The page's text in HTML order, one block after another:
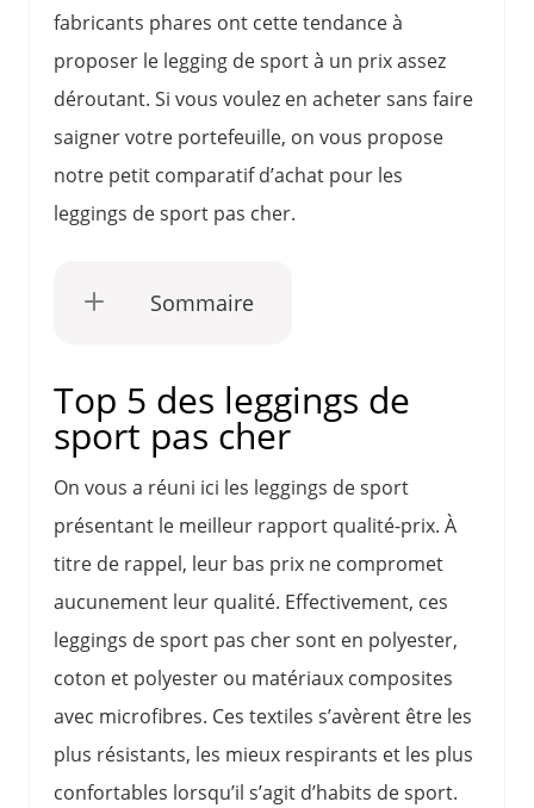
fabricants phares ont cette tendance à
proposer le legging de sport à un prix assez
déroutant. Si vous voulez en acheter sans faire
saigner votre portefeuille, on vous propose
notre petit comparatif d’achat pour les
leggings de sport pas cher.
Sommaire
Top 5 des leggings de
sport pas cher
On vous a réuni ici les leggings de sport
présentant le meilleur rapport qualité-prix. À
titre de rappel, leur bas prix ne compromet
aucunement leur qualité. Effectivement, ces
leggings de sport pas cher sont en polyester,
coton et polyester ou matériaux composites
avec microfibres. Ces textiles s’avèrent être les
plus résistants, les mieux respirants et les plus
confortables lorsqu’il s’agit d’habits de sport.